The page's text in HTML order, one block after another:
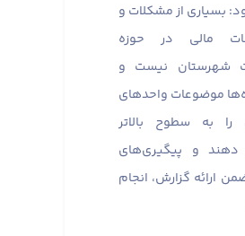
بسیاری از مشکلات و
مالی در حوزه
شهرستان نیست و
موضوعات واحدهای
را به سطوح بالاتر
دهند و پیگیری‌های
ارائه گزارش، انجام